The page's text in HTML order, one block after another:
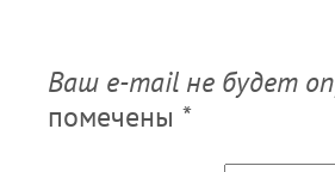
Ваш e-mail не будет
помечены *